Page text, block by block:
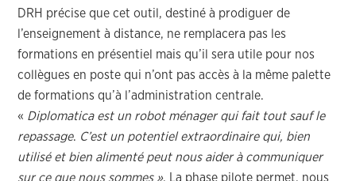
DRH précise que cet outil, destiné à prodiguer de
l’enseignement à distance, ne remplacera pas les
formations en présentiel mais qu’il sera utile pour nos
collègues en poste qui n’ont pas accès à la même palette
de formations qu’à l’administration centrale.
« Diplomatica est un robot ménager qui fait tout sauf le
repassage. C’est un potentiel extraordinaire qui, bien
utilisé et bien alimenté peut nous aider à communiquer
sur ce que nous sommes ». La phase pilote permet, nous